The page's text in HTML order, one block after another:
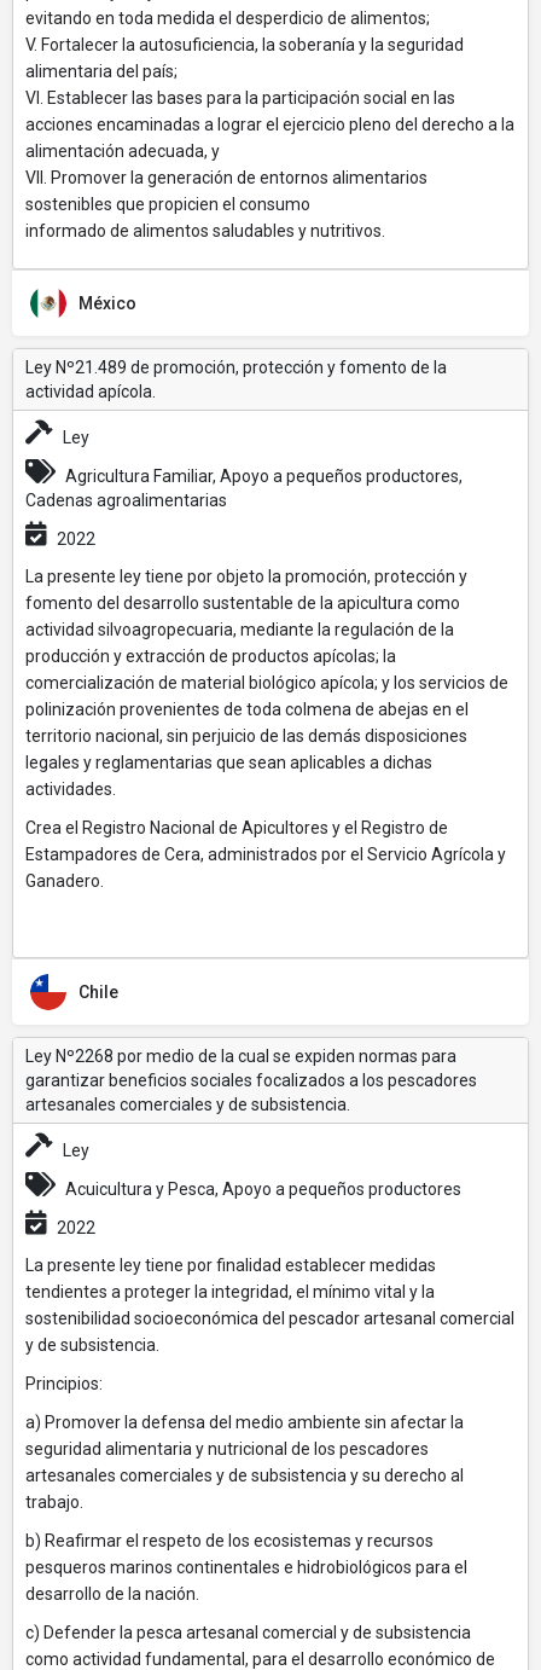
evitando en toda medida el desperdicio de alimentos;
V. Fortalecer la autosuficiencia, la soberanía y la seguridad
alimentaria del país;
VI. Establecer las bases para la participación social en las
acciones encaminadas a lograr el ejercicio pleno del derecho a la
alimentación adecuada, y
VII. Promover la generación de entornos alimentarios
sostenibles que propicien el consumo
informado de alimentos saludables y nutritivos.
México
Ley Nº21.489 de promoción, protección y fomento de la
actividad apícola.
Ley
Agricultura Familiar, Apoyo a pequeños productores,
Cadenas agroalimentarias
2022
La presente ley tiene por objeto la promoción, protección y
fomento del desarrollo sustentable de la apicultura como
actividad silvoagropecuaria, mediante la regulación de la
producción y extracción de productos apícolas; la
comercialización de material biológico apícola; y los servicios de
polinización provenientes de toda colmena de abejas en el
territorio nacional, sin perjuicio de las demás disposiciones
legales y reglamentarias que sean aplicables a dichas
actividades.
Crea el Registro Nacional de Apicultores y el Registro de
Estampadores de Cera, administrados por el Servicio Agrícola y
Ganadero.
Chile
Ley Nº2268 por medio de la cual se expiden normas para
garantizar beneficios sociales focalizados a los pescadores
artesanales comerciales y de subsistencia.
Ley
Acuicultura y Pesca, Apoyo a pequeños productores
2022
La presente ley tiene por finalidad establecer medidas
tendientes a proteger la integridad, el mínimo vital y la
sostenibilidad socioeconómica del pescador artesanal comercial
y de subsistencia.
Principios:
a) Promover la defensa del medio ambiente sin afectar la
seguridad alimentaria y nutricional de los pescadores
artesanales comerciales y de subsistencia y su derecho al
trabajo.
b) Reafirmar el respeto de los ecosistemas y recursos
pesqueros marinos continentales e hidrobiológicos para el
desarrollo de la nación.
c) Defender la pesca artesanal comercial y de subsistencia
como actividad fundamental, para el desarrollo económico de